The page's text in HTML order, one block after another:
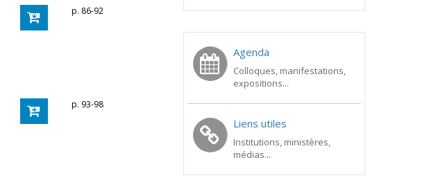
p. 86-92
p. 93-98
Agenda
Colloques, manifestations,
expositions...
Liens utiles
Institutions, ministères,
médias...